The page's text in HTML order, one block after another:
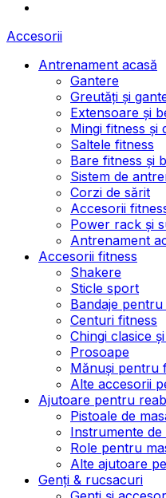
Accesorii
Antrenament acasă
Gantere
Greutăți și
Extensoare și
Mingi fitness și
Saltele fitness
Bare fitness și
Sistem de
Corzi de sărit
Accesorii
Power rack și
Antrenament
Accesorii fitness
Shakere
Sticle sport
Bandaje
Centuri fitness
Chingi clasice
Prosoape
Mănuși pentru
Alte accesorii
Ajutoare pentru
Pistoale de
Instrumente de
Role pentru
Alte ajutoare
Genți & rucsacuri